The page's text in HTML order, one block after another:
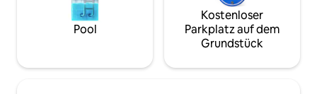
Pool
Kostenloser
Parkplatz auf dem
Grundstück